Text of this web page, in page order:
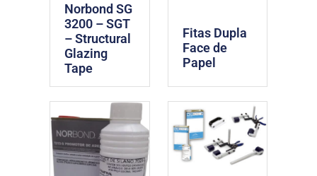
Norbond SG
3200 – SGT
– Structural
Glazing
Tape
Fitas Dupla
Face de
Papel